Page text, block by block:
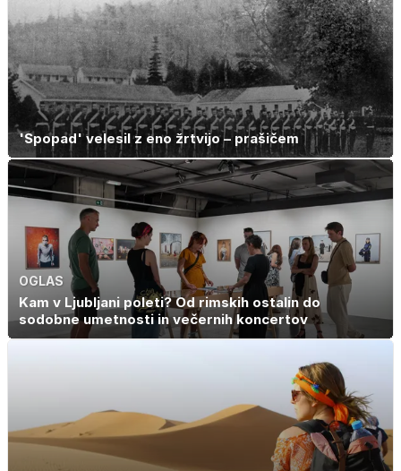
'Spopad' velesil z eno žrtvijo – prašičem
OGLAS
Kam v Ljubljani poleti? Od rimskih ostalin do
sodobne umetnosti in večernih koncertov